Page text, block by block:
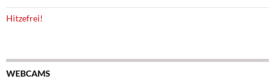
Hitzefrei!
WEBCAMS